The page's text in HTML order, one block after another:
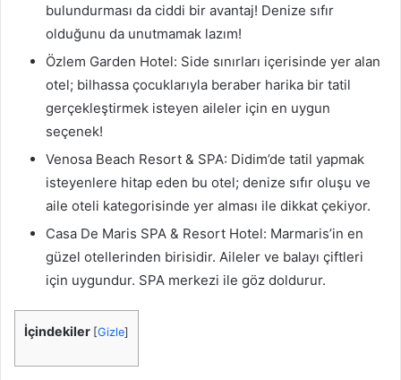
bulundurması da ciddi bir avantaj! Denize sıfır
olduğunu da unutmamak lazım!
Özlem Garden Hotel: Side sınırları içerisinde yer alan
otel; bilhassa çocuklarıyla beraber harika bir tatil
gerçekleştirmek isteyen aileler için en uygun
seçenek!
Venosa Beach Resort & SPA: Didim’de tatil yapmak
isteyenlere hitap eden bu otel; denize sıfır oluşu ve
aile oteli kategorisinde yer alması ile dikkat çekiyor.
Casa De Maris SPA & Resort Hotel: Marmaris’in en
güzel otellerinden birisidir. Aileler ve balayı çiftleri
için uygundur. SPA merkezi ile göz doldurur.
İçindekiler [Gizle]